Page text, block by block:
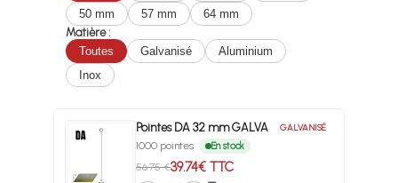
50 mm
57 mm
64 mm
Matière :
Toutes
Galvanisé
Aluminium
Inox
Pointes DA 32 mm GALVA GALVANISÉ
1000 pointes En stock
56.75 €39.74€ TTC